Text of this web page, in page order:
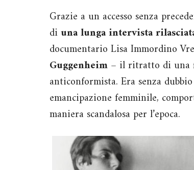
Grazie a un accesso senza
diuna lunga intervista
documentario Lisa Immordino
Guggenheim – il ritratto di una
anticonformista. Era senza
emancipazione femminile,
maniera scandalosa per l’epoca.